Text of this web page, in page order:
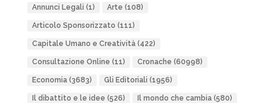
Annunci Legali (1) Arte (108)
Articolo Sponsorizzato (111)
Capitale Umano e Creatività(422)
Consultazione Online (11) Cronache (60998)
Economia(3683) Gli Editoriali (1956)
Il dibattito e le idee (526) Il mondo che cambia(580)